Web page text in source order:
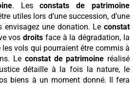
. Lesconstats de patrimoine
utiles lors d’une succession, d’une
envisagez une donation. Le constat
vosdroits face à la dégradation, la
vols qui pourraient être commis à
Le constat de patrimoine réalisé
détaille à la fois la nature, le
biens à un moment donné. Il fera